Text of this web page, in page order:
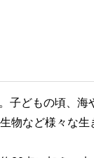
どもの頃、
など様々な